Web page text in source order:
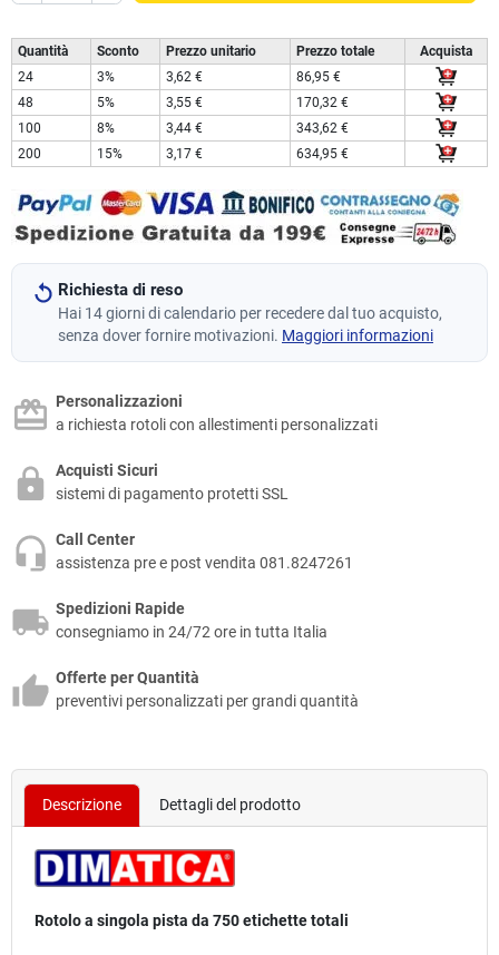
Quantità Sconto Prezzo unitario Prezzo totale
Acquista
24
3% 3,62 €
86,95 €
48
5% 3,55 €
170,32 €
100
8% 3,44 €
343,62 €
200
15% 3,17 € 634,95 €
Richiesta di reso
Hai 14 giorni di calendario per recedere dal tuo acquisto,
senza dover fornire motivazioni. Maggiori informazioni
Personalizzazioni
a richiesta rotoli con allestimenti personalizzati
Acquisti Sicuri
sistemi di pagamento protetti SSL
Call Center
assistenza pre e post vendita 081.8247261
Spedizioni Rapide
consegniamo in 24/72 ore in tutta Italia
Offerte per Quantità
preventivi personalizzati per grandi quantità
Descrizione Dettagli del prodotto
Rotolo a singola pista da 750 etichette totali